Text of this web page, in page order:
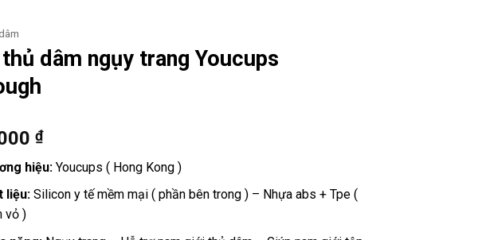
dâm ngụy trang Youcups
₫
hiệu: Youcups ( Hong Kong )
liệu: Silicon y tế mềm mại ( phần bên trong ) – Nhựa abs + Tpe (
vỏ )